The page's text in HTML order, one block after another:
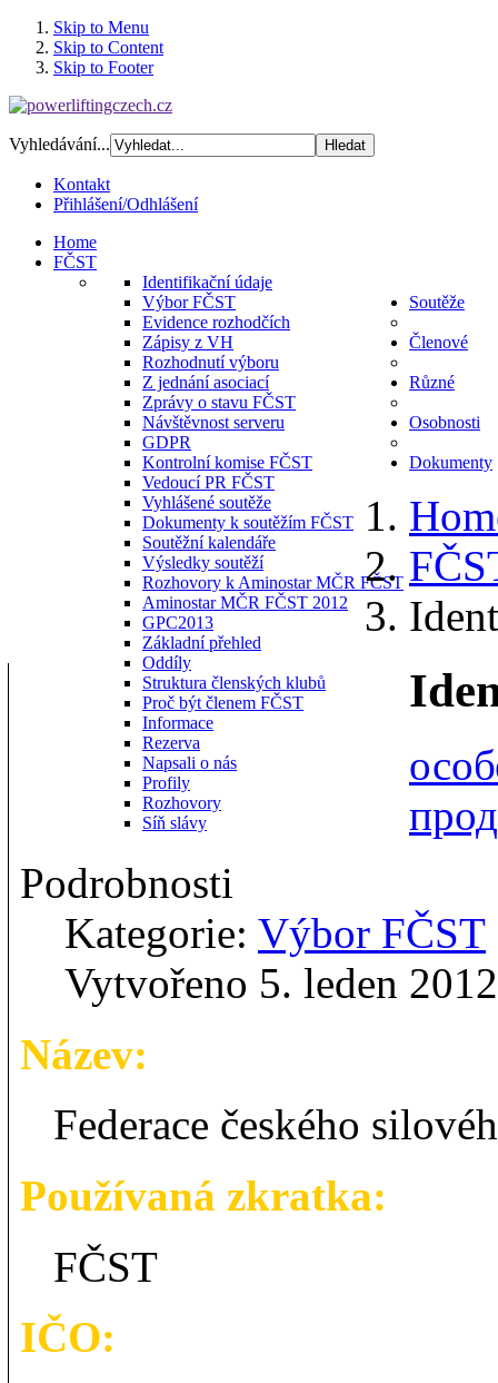
Skip to Menu
Skip to Content
Skip to Footer
Vyhledávání...
Kontakt
Přihlášení/Odhlášení
Home
FČST
Identifikační údaje
Výbor FČST
Evidence rozhodčích
Zápisy z VH
Rozhodnutí výboru
Z jednání asociací
Zprávy o stavu FČST
Návštěvnost serveru
GDPR
Kontrolní komise FČST
Vedoucí PR FČST
Soutěže
Vyhlášené soutěže
Dokumenty k soutěžím FČST
Soutěžní kalendáře
Výsledky soutěží
Rozhovory k Aminostar MČR FČST
Aminostar MČR FČST 2012
GPC2013
Členové
Základní přehled
Oddíly
Struktura členských klubů
Proč být členem FČST
Různé
Informace
Rezerva
Osobnosti
Napsali o nás
Profily
Rozhovory
Síň slávy
Dokumenty
Podrobnosti
Kategorie: Výbor FČST
Vytvořeno 5. leden 2012
Název:
Federace českého
Používaná zkratka:
FČST
IČO: